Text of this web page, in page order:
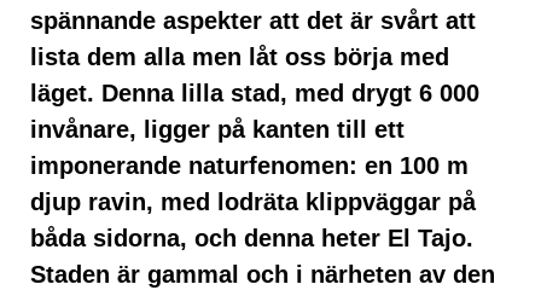
spännande aspekter att det är svårt att
lista dem alla men låt oss börja med
läget. Denna lilla stad, med drygt 6 000
invånare, ligger på kanten till ett
imponerande naturfenomen: en 100 m
djup ravin, med lodräta klippväggar på
båda sidorna, och denna heter El Tajo.
Staden är gammal och i närheten av den